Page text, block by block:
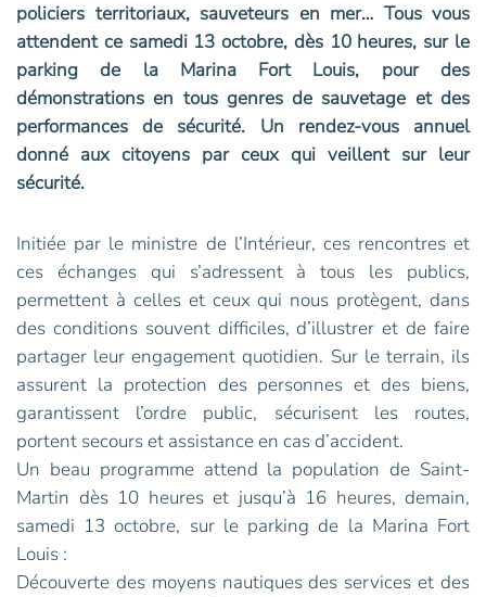
policiers territoriaux, sauveteurs en mer… Tous vous
attendent ce samedi 13 octobre, dès 10 heures, sur le
parking de la Marina Fort Louis, pour des
démonstrations en tous genres de sauvetage et des
performances de sécurité. Un rendez-vous annuel
donné aux citoyens par ceux qui veillent sur leur
sécurité.
Initiée par le ministre de l’Intérieur, ces rencontres et
ces échanges qui s’adressent à tous les publics,
permettent à celles et ceux qui nous protègent, dans
des conditions souvent difficiles, d’illustrer et de faire
partager leur engagement quotidien. Sur le terrain, ils
assurent la protection des personnes et des biens,
garantissent l’ordre public, sécurisent les routes,
portent secours et assistance en cas d’accident.
Un beau programme attend la population de Saint-
Martin dès 10 heures et jusqu’à 16 heures, demain,
samedi 13 octobre, sur le parking de la Marina Fort
Louis :
Découverte des moyens nautiques des services et des